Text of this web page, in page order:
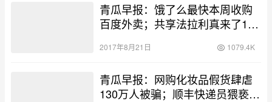
青瓜早报：饿了么最快本周收购
百度外卖；共享法拉利真来了1分
2017年8月21日 1079.4K
青瓜早报：网购化妆品假货肆虐
130万人被骗；顺丰快递员猥亵女